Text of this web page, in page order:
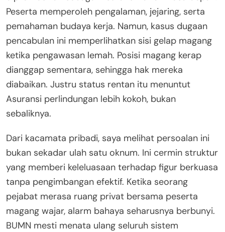
Peserta memperoleh pengalaman, jejaring, serta
pemahaman budaya kerja. Namun, kasus dugaan
pencabulan ini memperlihatkan sisi gelap magang
ketika pengawasan lemah. Posisi magang kerap
dianggap sementara, sehingga hak mereka
diabaikan. Justru status rentan itu menuntut
Asuransi perlindungan lebih kokoh, bukan
sebaliknya.
Dari kacamata pribadi, saya melihat persoalan ini
bukan sekadar ulah satu oknum. Ini cermin struktur
yang memberi keleluasaan terhadap figur berkuasa
tanpa pengimbangan efektif. Ketika seorang
pejabat merasa ruang privat bersama peserta
magang wajar, alarm bahaya seharusnya berbunyi.
BUMN mesti menata ulang seluruh sistem